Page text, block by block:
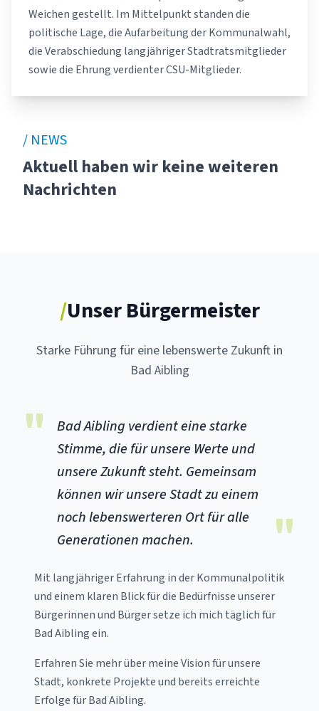
Weichen gestellt. Im Mittelpunkt standen die
politische Lage, die Aufarbeitung der Kommunalwahl,
die Verabschiedung langjähriger Stadtratsmitglieder
sowie die Ehrung verdienter CSU-Mitglieder.
/ NEWS
Aktuell haben wir keine weiteren
Nachrichten
/Unser Bürgermeister
Starke Führung für eine lebenswerte Zukunft in
Bad Aibling
"
Bad Aibling verdient eine starke
Stimme, die für unsere Werte und
unsere Zukunft steht. Gemeinsam
können wir unsere Stadt zu einem
noch lebenswerteren Ort für alle
Generationen machen.
"
Mit langjähriger Erfahrung in der Kommunalpolitik
und einem klaren Blick für die Bedürfnisse unserer
Bürgerinnen und Bürger setze ich mich täglich für
Bad Aibling ein.
Erfahren Sie mehr über meine Vision für unsere
Stadt, konkrete Projekte und bereits erreichte
Erfolge für Bad Aibling.